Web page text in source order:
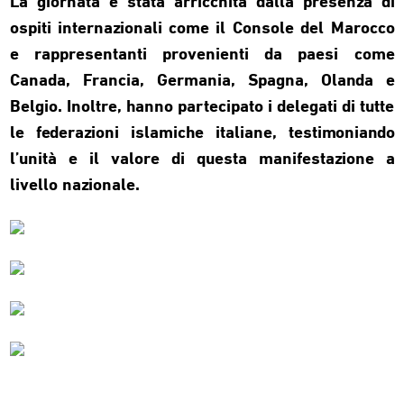
ospiti internazionali come il Console del Marocco
e rappresentanti provenienti da paesi come
Canada, Francia, Germania, Spagna, Olanda e
Belgio. Inoltre, hanno partecipato i delegati di tutte
le federazioni islamiche italiane, testimoniando
l’unità e il valore di questa manifestazione a
livello nazionale.